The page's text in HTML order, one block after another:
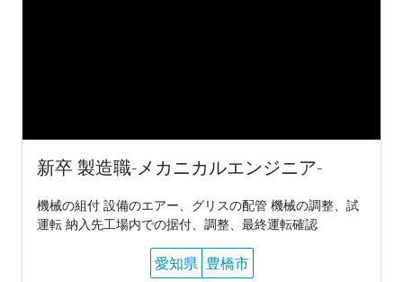
新卒 製造職-メカニカルエンジニア-
機械の組付 設備のエアー、グリスの配管 機械の調整、試
運転 納入先工場内での据付、調整、最終運転確認
愛知県 豊橋市